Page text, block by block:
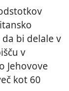
bi delale v
v
Jehovove
kot 60